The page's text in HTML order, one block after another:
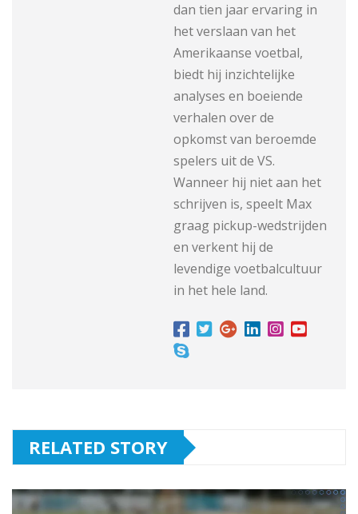
dan tien jaar ervaring in
het verslaan van het
Amerikaanse voetbal,
biedt hij inzichtelijke
analyses en boeiende
verhalen over de
opkomst van beroemde
spelers uit de VS.
Wanneer hij niet aan het
schrijven is, speelt Max
graag pickup-wedstrijden
en verkent hij de
levendige voetbalcultuur
in het hele land.
RELATED STORY